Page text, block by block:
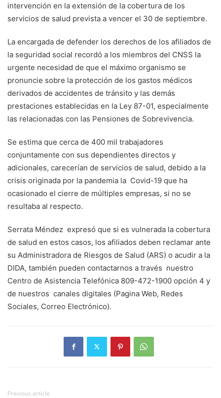
intervención en la extensión de la cobertura de los
servicios de salud prevista a vencer el 30 de septiembre.
La encargada de defender los derechos de los afiliados de
la seguridad social recordó a los miembros del CNSS la
urgente necesidad de que el máximo organismo se
pronuncie sobre la protección de los gastos médicos
derivados de accidentes de tránsito y las demás
prestaciones establecidas en la Ley 87-01, especialmente
las relacionadas con las Pensiones de Sobrevivencia.
Se estima que cerca de 400 mil trabajadores
conjuntamente con sus dependientes directos y
adicionales, carecerían de servicios de salud, debido a la
crisis originada por la pandemia la Covid-19 que ha
ocasionado el cierre de múltiples empresas, si no se
resultaba al respecto.
Serrata Méndez expresó que si es vulnerada la cobertura
de salud en estos casos, los afiliados deben reclamar ante
su Administradora de Riesgos de Salud (ARS) o acudir a la
DIDA, también pueden contactarnos a través nuestro
Centro de Asistencia Telefónica 809-472-1900 opción 4 y
de nuestros canales digitales (Pagina Web, Redes
Sociales, Correo Electrónico).
Previous article